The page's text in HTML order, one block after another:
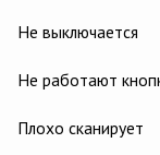
Не выключается
Не работают
Плохо сканирует